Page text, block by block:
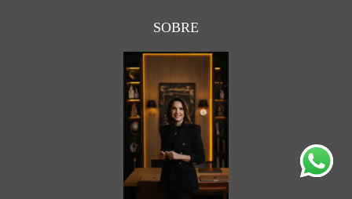
SOBRE